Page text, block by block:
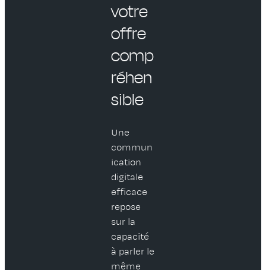
votre
offre
comp
réhen
sible
Une
commun
ication
digitale
efficace
repose
sur la
capacité
à parler le
même